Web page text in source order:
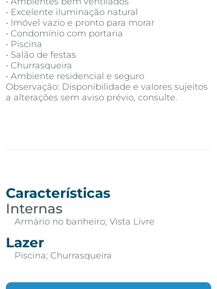
• Excelente iluminação natural
• Imóvel vazio e pronto para morar
• Condomínio com portaria
• Piscina
• Salão de festas
• Churrasqueira
• Ambiente residencial e seguro
Observação: Disponibilidade e valores sujeitos
a alterações sem aviso prévio, consulte.
Características
Internas
Armário no banheiro; Vista Livre
Lazer
Piscina; Churrasqueira